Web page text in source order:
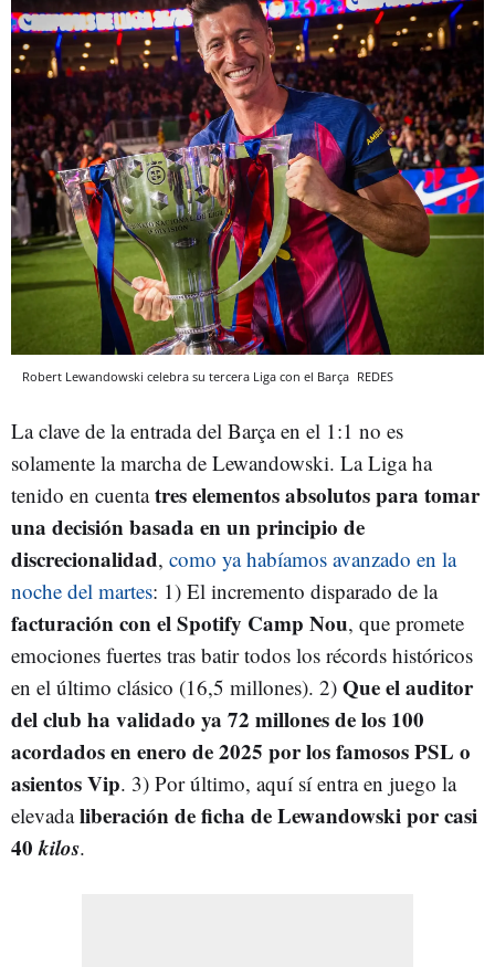
Robert Lewandowski celebra su tercera Liga con el Barça REDES
La clave de la entrada del Barça en el 1:1 no es
solamente la marcha de Lewandowski. La Liga ha
tenido en cuentatres elementos absolutos para tomar
una decisión basada en un principio de
discrecionalidad, como ya habíamos avanzado en la
noche del martes: 1) El incremento disparado de la
facturación con el Spotify Camp Nou, que promete
emociones fuertes tras batir todos los récords históricos
en el último clásico (16,5 millones). 2) Que el auditor
del club ha validado ya 72 millones de los 100
acordados en enero de 2025 por los famosos PSL o
asientos Vip. 3) Por último, aquí sí entra en juego la
elevadaliberación de ficha de Lewandowski por casi
40kilos.